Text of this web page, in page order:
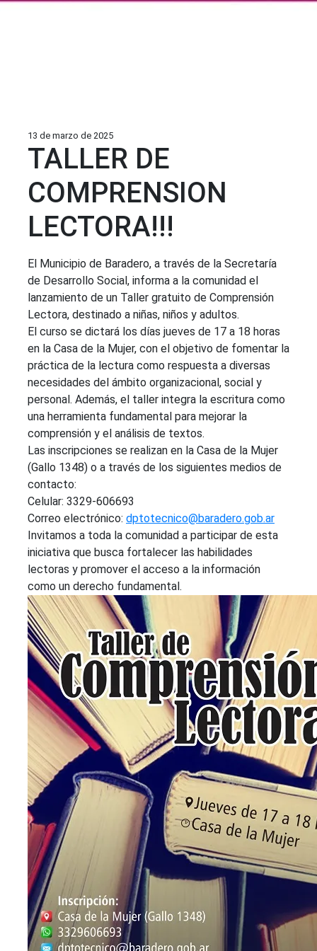
13 de marzo de 2025
TALLER DE
COMPRENSION
LECTORA!!!
El Municipio de Baradero, a través de la Secretaría
de Desarrollo Social, informa a la comunidad el
lanzamiento de un Taller gratuito de Comprensión
Lectora, destinado a niñas, niños y adultos.
El curso se dictará los días jueves de 17 a 18 horas
en la Casa de la Mujer, con el objetivo de fomentar la
práctica de la lectura como respuesta a diversas
necesidades del ámbito organizacional, social y
personal. Además, el taller integra la escritura como
una herramienta fundamental para mejorar la
comprensión y el análisis de textos.
Las inscripciones se realizan en la Casa de la Mujer
(Gallo 1348) o a través de los siguientes medios de
contacto:
Celular: 3329-606693
Correo electrónico: dptotecnico@baradero.gob.ar
Invitamos a toda la comunidad a participar de esta
iniciativa que busca fortalecer las habilidades
lectoras y promover el acceso a la información
como un derecho fundamental.